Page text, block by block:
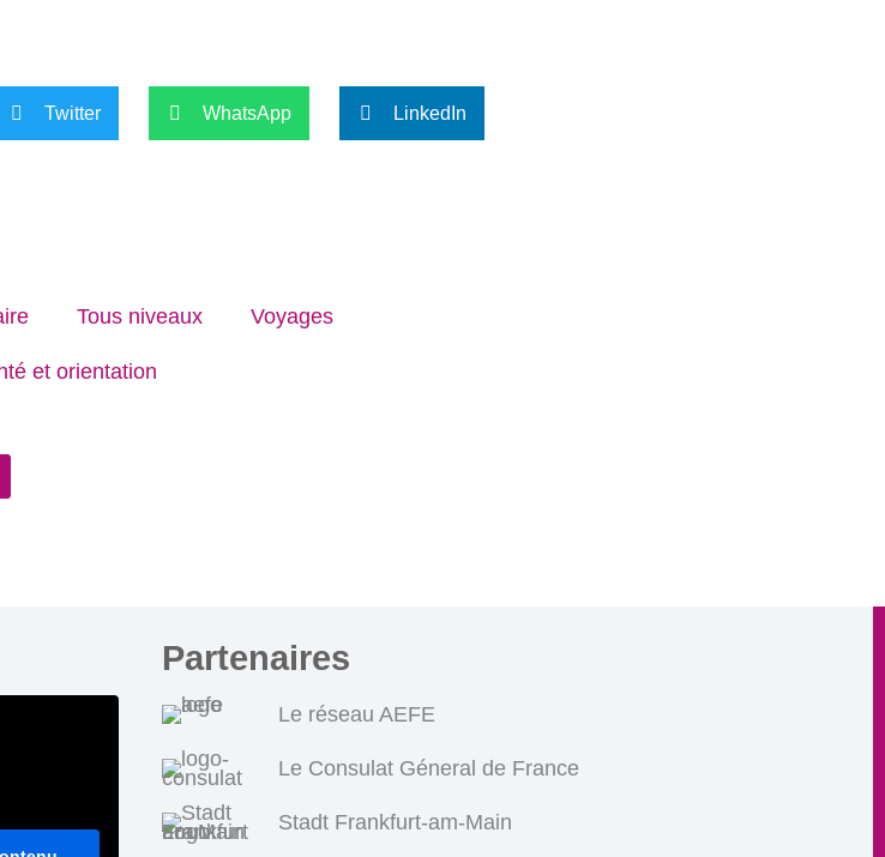
Twitter WhatsApp LinkedIn
Tous niveaux Voyages
et orientation
Partenaires
Le réseau AEFE
Le Consulat Géneral de France
Stadt Frankfurt-am-Main